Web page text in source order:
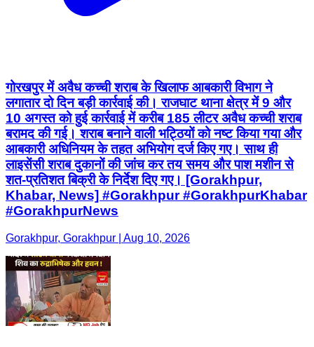
गोरखपुर में अवैध कच्ची शराब के खिलाफ आबकारी विभाग ने
लगातार दो दिन बड़ी कार्रवाई की। राजघाट थाना क्षेत्र में 9 और
10 अगस्त को हुई कार्रवाई में करीब 185 लीटर अवैध कच्ची शराब
बरामद की गई। शराब बनाने वाली भट्ठियों को नष्ट किया गया और
आबकारी अधिनियम के तहत अभियोग दर्ज किए गए। साथ ही
लाइसेंसी शराब दुकानों की जांच कर तय समय और पाश मशीन से
शत-प्रतिशत बिक्री के निर्देश दिए गए। [Gorakhpur,
Khabar, News] #Gorakhpur #GorakhpurKhabar
#GorakhpurNews
Gorakhpur, Gorakhpur | Aug 10, 2026